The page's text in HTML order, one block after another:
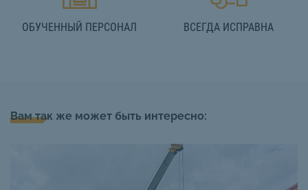
ОБУЧЕННЫЙ ПЕРСОНАЛ ВСЕГДА ИСПРАВНА
Вам так же может быть интересно: